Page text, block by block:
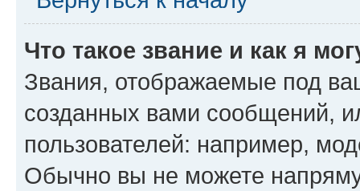
Что такое звание и как я
Звания, отображаемые под
созданных вами сообщений,
пользователей: например,
Обычно вы не можете